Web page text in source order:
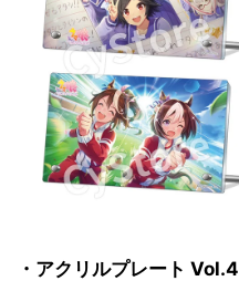
・アクリルプレート Vol.4